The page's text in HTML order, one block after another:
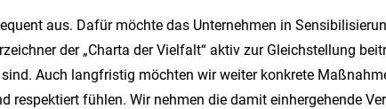
aus. Dafür möchte das Unternehmen in
der „Charta der Vielfalt“ aktiv zur Gleichstellung
Auch langfristig möchten wir weiter konkrete
respektiert fühlen. Wir nehmen die damit einhergehende